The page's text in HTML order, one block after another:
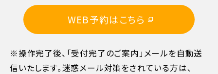
WEB予約はこちら
※操作完了後、「受付完了のご案内」メールを自動送
信いたします。迷惑メール対策をされている方は､